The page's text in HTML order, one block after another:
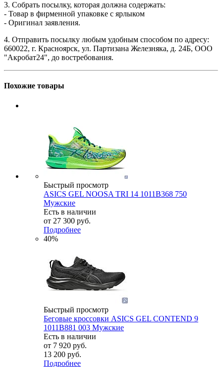
3. Собрать посылку, которая должна содержать:
- Товар в фирменной упаковке с ярлыком
- Оригинал заявления.
4. Отправить посылку любым удобным способом по адресу:
660022, г. Красноярск, ул. Партизана Железняка, д. 24Б, ООО
"Акробат24", до востребования.
Похожие товары
Быстрый просмотр
ASICS GEL NOOSA TRI 14 1011B368 750
Мужские
Есть в наличии
от 27 300 руб.
Подробнее
40%
Быстрый просмотр
Беговые кроссовки ASICS GEL CONTEND 9
1011B881 003 Мужские
Есть в наличии
от 7 920 руб.
13 200 руб.
Подробнее